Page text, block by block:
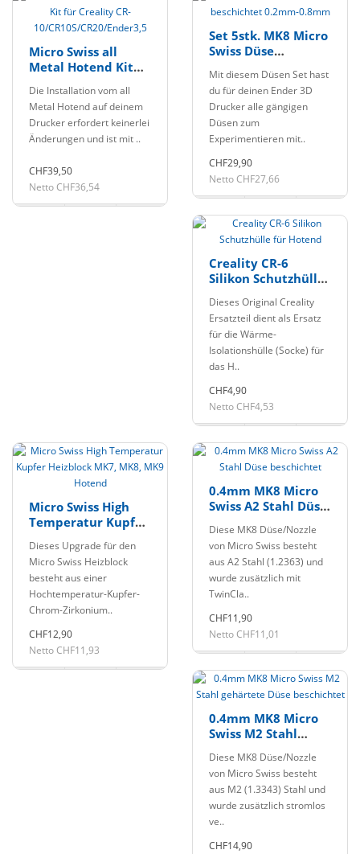
Micro Swiss all
Metal Hotend Kit
10/CR10S/CR20/Ender3,5
Die Installation vom all
Metal Hotend auf deinem
Drucker erfordert keinerlei
Änderungen und ist mit ..
CHF39,50
Netto CHF36,54
Set 5stk. MK8 Micro
Swiss Düse
0.8mm
Mit diesem Düsen Set hast
du für deinen Ender 3D
Drucker alle gängigen
Düsen zum
Experimentieren mit..
CHF29,90
Netto CHF27,66
Creality CR-6
Silikon Schutzhülle
Dieses Original Creality
Ersatzteil dient als Ersatz
für die Wärme-
Isolationshülle (Socke) für
das H..
CHF4,90
Netto CHF4,53
Micro Swiss High
Temperatur Kupfer
MK8, MK9 Hotend
Dieses Upgrade für den
Micro Swiss Heizblock
besteht aus einer
Hochtemperatur-Kupfer-
Chrom-Zirkonium..
CHF12,90
Netto CHF11,93
0.4mm MK8 Micro
Swiss A2 Stahl Düse
Diese MK8 Düse/Nozzle
von Micro Swiss besteht
aus A2 Stahl (1.2363) und
wurde zusätzlich mit
TwinCla..
CHF11,90
Netto CHF11,01
0.4mm MK8 Micro
Swiss M2 Stahl
beschichtet
Diese MK8 Düse/Nozzle
von Micro Swiss besteht
aus M2 (1.3343) Stahl und
wurde zusätzlich stromlos
ve..
CHF14,90